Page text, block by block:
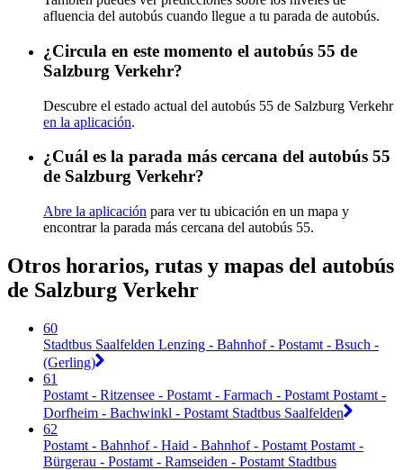
afluencia del autobús cuando llegue a tu parada de autobús.
¿Circula en este momento el autobús 55 de
Salzburg Verkehr?
Descubre el estado actual del autobús 55 de Salzburg Verkehr
en la aplicación.
¿Cuál es la parada más cercana del autobús 55
de Salzburg Verkehr?
Abre la aplicación para ver tu ubicación en un mapa y
encontrar la parada más cercana del autobús 55.
Otros horarios, rutas y mapas del autobús
de Salzburg Verkehr
60
Stadtbus Saalfelden Lenzing - Bahnhof - Postamt - Bsuch -
(Gerling)
61
Postamt - Ritzensee - Postamt - Farmach - Postamt Postamt -
Dorfheim - Bachwinkl - Postamt Stadtbus Saalfelden
62
Postamt - Bahnhof - Haid - Bahnhof - Postamt Postamt -
Bürgerau - Postamt - Ramseiden - Postamt Stadtbus